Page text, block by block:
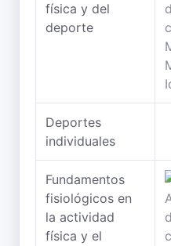
física y del
deporte
Deportes
individuales
Fundamentos
fisiológicos en
la actividad
física y el